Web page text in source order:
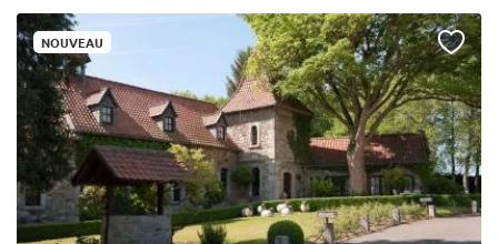
NOUVEAU